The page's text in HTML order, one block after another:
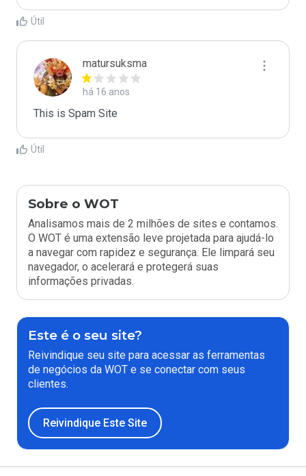
Útil
matursuksma
há 16 anos
This is Spam Site
Útil
Sobre o WOT
Analisamos mais de 2 milhões de sites e contamos.
O WOT é uma extensão leve projetada para ajudá-lo
a navegar com rapidez e segurança. Ele limpará seu
navegador, o acelerará e protegerá suas
informações privadas.
Este é o seu site?
Reivindique seu site para acessar as ferramentas
de negócios da WOT e se conectar com seus
clientes.
Reivindique Este Site